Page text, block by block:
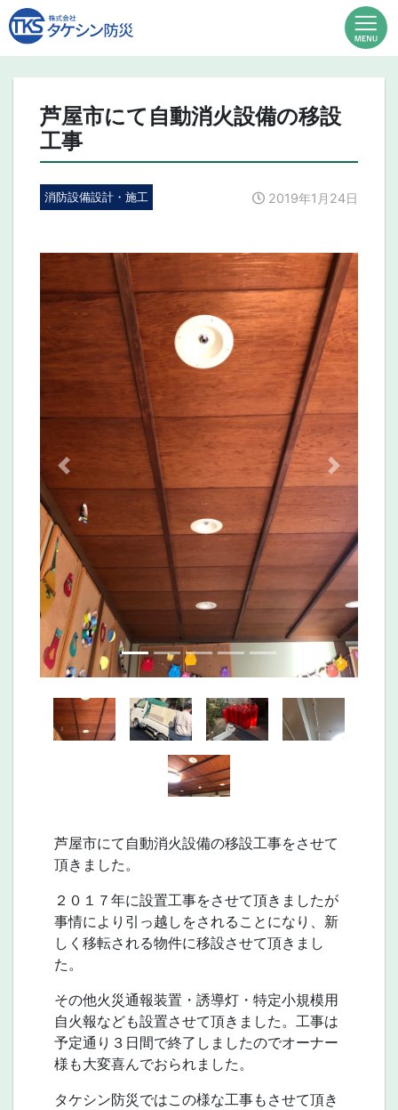
芦屋市にて自動消火設備の移設
工事
2019年1月24日
消防設備設計・施工
Previous Next
芦屋市にて自動消火設備の移設工事をさせて
頂きました。
２０１７年に設置工事をさせて頂きましたが
事情により引っ越しをされることになり、新
しく移転される物件に移設させて頂きまし
た。
その他火災通報装置・誘導灯・特定小規模用
自火報なども設置させて頂きました。工事は
予定通り３日間で終了しましたのでオーナー
様も大変喜んでおられました。
タケシン防災ではこの様な工事もさせて頂き